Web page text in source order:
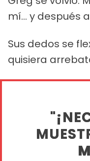
mí... y después
Sus dedos se
quisiera